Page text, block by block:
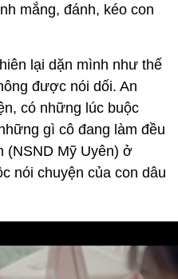
mắng, đánh, kéo con
lại dặn mình như thế
được nói dối. An
có những lúc buộc
gì cô đang làm đều
(NSND Mỹ Uyên) ở
nói chuyện của con dâu